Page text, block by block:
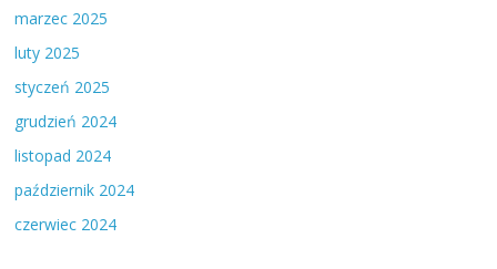
marzec 2025
luty 2025
styczeń 2025
grudzień 2024
listopad 2024
październik 2024
czerwiec 2024